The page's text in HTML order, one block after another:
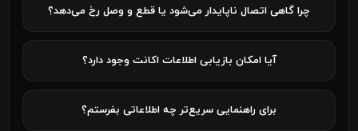
چرا گاهی اتصال ناپایدار می‌شود یا قطع و وصل رخ می‌دهد؟
آیا امکان بازیابی اطلاعات اکانت وجود دارد؟
برای راهنمایی سریع‌تر چه اطلاعاتی بفرستم؟